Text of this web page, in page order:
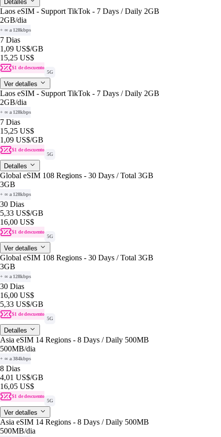
Detalles
Laos eSIM - Support TikTok - 7 Days / Daily 2GB
2GB/dia
+ ∞ a 128kbps
7 Dias
1,09 US$/GB
15,25 US$
$1 de descuento
5G
Ver detalles
Laos eSIM - Support TikTok - 7 Days / Daily 2GB
2GB/dia
+ ∞ a 128kbps
7 Dias
15,25 US$
1,09 US$/GB
$1 de descuento
5G
Detalles
Global eSIM 108 Regions - 30 Days / Total 3GB
3GB
+ ∞ a 128kbps
30 Dias
5,33 US$/GB
16,00 US$
$1 de descuento
5G
Ver detalles
Global eSIM 108 Regions - 30 Days / Total 3GB
3GB
+ ∞ a 128kbps
30 Dias
16,00 US$
5,33 US$/GB
$1 de descuento
5G
Detalles
Asia eSIM 14 Regions - 8 Days / Daily 500MB
500MB/dia
+ ∞ a 384kbps
8 Dias
4,01 US$/GB
16,05 US$
$1 de descuento
5G
Ver detalles
Asia eSIM 14 Regions - 8 Days / Daily 500MB
500MB/dia